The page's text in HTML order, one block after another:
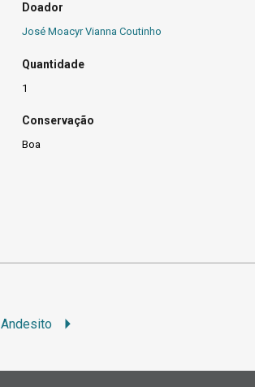
Doador
José Moacyr Vianna Coutinho
Quantidade
1
Conservação
Boa
Andesito